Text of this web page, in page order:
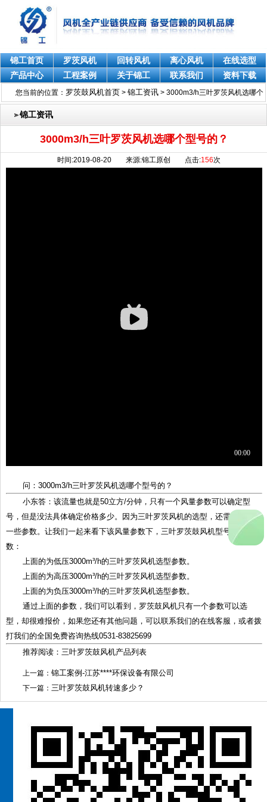
锦工首页 罗茨风机 回转风机 离心风机
在线选型
产品中心
工程案例 关于锦工 联系我们 资料下载
您当前的位置： 罗茨鼓风机首页 > 锦工资讯 >3000m3/h三叶罗茨风机选哪个
型号的？
锦工资讯
3000m3/h三叶罗茨风机选哪个型号的？
时间:2019-08-20 来源:锦工原创 点击:156次
问：3000m3/h三叶罗茨风机选哪个型号的？
小东答：该流量也就是50立方/分钟，只有一个风量参数可以确定型
号，但是没法具体确定价格多少。因为三叶罗茨风机的选型，还需要其他的
一些参数。让我们一起来看下该风量参数下，三叶罗茨鼓风机型号和具体参
数：
上面的为低压3000m³/h的三叶罗茨风机选型参数。
上面的为高压3000m³/h的三叶罗茨风机选型参数。
上面的为负压3000m³/h的三叶罗茨风机选型参数。
通过上面的参数，我们可以看到，罗茨鼓风机只有一个参数可以选
型，却很难报价，如果您还有其他问题，可以联系我们的在线客服，或者拨
打我们的全国免费咨询热线0531-83825699
推荐阅读：三叶罗茨鼓风机产品列表
上一篇： 锦工案例-江苏****环保设备有限公司
下一篇： 三叶罗茨鼓风机转速多少？